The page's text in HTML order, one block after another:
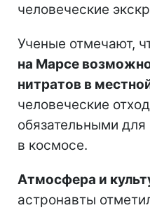
человеческие
Ученые отмечают,
на Марсе
нитратов в
человеческие
обязательными для
в космосе.
Атмосфера и
астронавты